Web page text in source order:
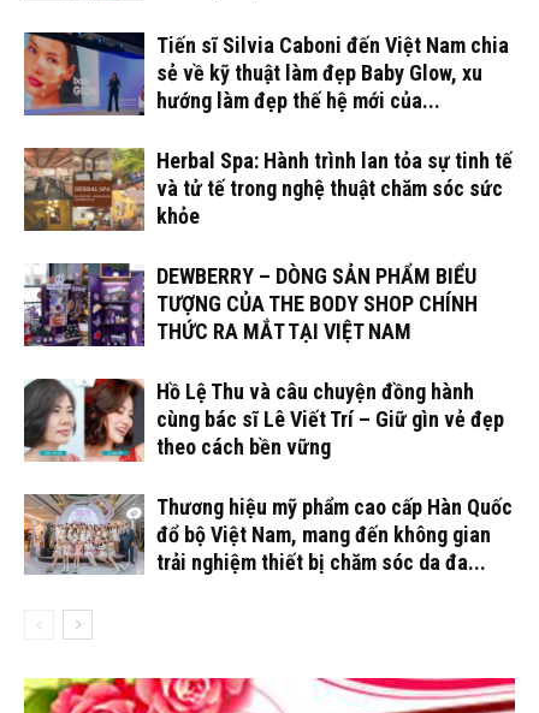
Tiến sĩ Silvia Caboni đến Việt Nam chia
sẻ về kỹ thuật làm đẹp Baby Glow, xu
hướng làm đẹp thế hệ mới của...
Herbal Spa: Hành trình lan tỏa sự tinh tế
và tử tế trong nghệ thuật chăm sóc sức
khỏe
DEWBERRY – DÒNG SẢN PHẨM BIỂU
TƯỢNG CỦA THE BODY SHOP CHÍNH
THỨC RA MẮT TẠI VIỆT NAM
Hồ Lệ Thu và câu chuyện đồng hành
cùng bác sĩ Lê Viết Trí – Giữ gìn vẻ đẹp
theo cách bền vững
Thương hiệu mỹ phẩm cao cấp Hàn Quốc
đổ bộ Việt Nam, mang đến không gian
trải nghiệm thiết bị chăm sóc da đa...